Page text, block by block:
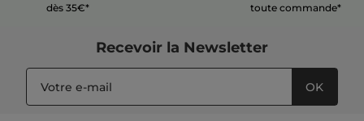
dès 35€*
toute commande*
Recevoir la Newsletter
OK